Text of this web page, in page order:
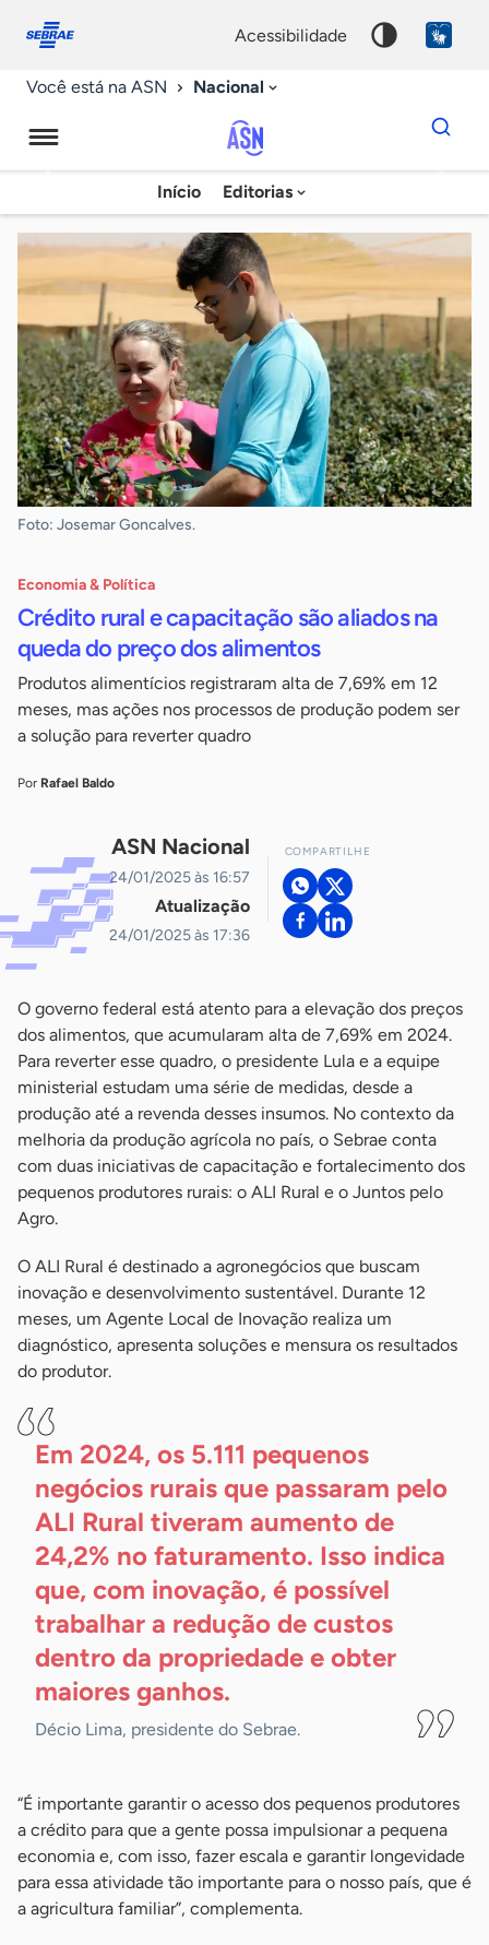
conosco
acessibilidade
Você está na ASN Nacional
Agência
Sebrae
de
Notícias
Início Editorias
Dados
para
chave
Foto: Josemar Goncalves.
Economia & Política
Crédito rural e capacitação são aliados na
queda do preço dos alimentos
Produtos alimentícios registraram alta de 7,69% em 12
meses, mas ações nos processos de produção podem ser
a solução para reverter quadro
Por Rafael Baldo
ASN Nacional
24/01/2025 às 16:57
Atualização
24/01/2025 às 17:36
COMPARTILHE
O governo federal está atento para a elevação dos preços
dos alimentos, que acumularam alta de 7,69% em 2024.
Para reverter esse quadro, o presidente Lula e a equipe
ministerial estudam uma série de medidas, desde a
produção até a revenda desses insumos. No contexto da
melhoria da produção agrícola no país, o Sebrae conta
com duas iniciativas de capacitação e fortalecimento dos
pequenos produtores rurais: o ALI Rural e o Juntos pelo
Agro.
O ALI Rural é destinado a agronegócios que buscam
inovação e desenvolvimento sustentável. Durante 12
meses, um Agente Local de Inovação realiza um
diagnóstico, apresenta soluções e mensura os resultados
do produtor.
Em 2024, os 5.111 pequenos
negócios rurais que passaram pelo
ALI Rural tiveram aumento de
24,2% no faturamento. Isso indica
que, com inovação, é possível
trabalhar a redução de custos
dentro da propriedade e obter
maiores ganhos.
Décio Lima, presidente do Sebrae.
“É importante garantir o acesso dos pequenos produtores
a crédito para que a gente possa impulsionar a pequena
economia e, com isso, fazer escala e garantir longevidade
para essa atividade tão importante para o nosso país, que é
a agricultura familiar”, complementa.